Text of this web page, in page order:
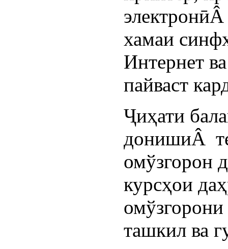
хамаи
Интернет
пайваст
Ҷиҳати
донишиÂ
омўзгорон
курсҳои
ташкил ва